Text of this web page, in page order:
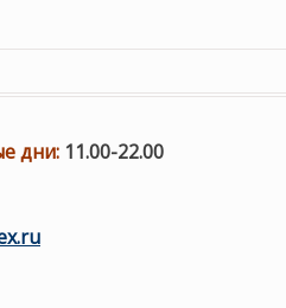
дни: 11.00-22.00